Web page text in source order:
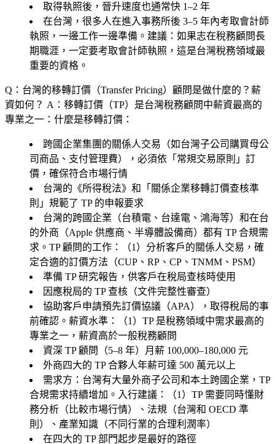
取得執照後，晉升速度也通常快 1–2 年
在台灣，很多人在進入事務所後 3–5 年內考取會計師
執照，一邊工作一邊準備。建議：如果志在稅務顧問長
期職涯，一定要考取會計師執照，這是台灣稅務領域最
重要的資格。
Q：台灣的移轉訂價（Transfer Pricing）顧問是做什麼的？薪
資如何？ A：移轉訂價（TP）是台灣稅務顧問中薪資最高的
專業之一：什麼是移轉訂價：
跨國企業集團的關係人交易（如台灣子公司購買母公
司商品、支付管理費），必須依「常規交易原則」訂
價，確保符合市場行情
台灣的《所得稅法》和「關係企業移轉訂價查核準
則」規範了 TP 的申報要求
台灣的跨國企業（台積電、台達電、鴻海等）和在台
的外商（Apple 供應商、半導體設備商）都有 TP 合規需
求。TP 顧問的工作：（1）分析客戶的關係人交易，確
定合適的訂價方法（CUP、RP、CP、TNMM、PSM）
準備 TP 研究報告，供客戶在稅局查核時使用
因應稅局的 TP 查核（文件完整性審查）
協助客戶申請預先訂價協議（APA），取得稅局的事
前確認。薪資水準：（1）TP 是稅務領域中需求最高的
專業之一，薪資高於一般稅務顧問
資深 TP 顧問（5–8 年）月薪 100,000–180,000 元
外商四大的 TP 合夥人年薪可達 500 萬元以上
需求方：台灣有大量外商子公司和本土跨國企業，TP
合規需求持續增加。入行建議：（1）TP 需要同時懂財
務分析（比較市場行情）、法規（台灣和 OECD 準
則）、產業知識（不同行業的合理利潤率）
在四大的 TP 部門起步是最好的路徑